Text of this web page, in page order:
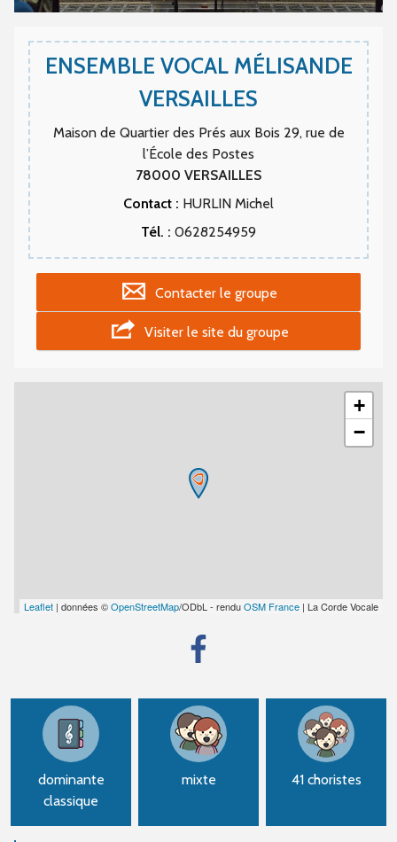
ENSEMBLE VOCAL MÉLISANDE
VERSAILLES
Maison de Quartier des Prés aux Bois 29, rue de
l’École des Postes
78000 VERSAILLES
Contact : HURLIN Michel
Tél. : 0628254959
Contacter le groupe
Visiter le site du groupe
+
−
Leaflet | données ©OpenStreetMap/ODbL - renduOSM France | La Corde Vocale
dominante
classique
mixte 41 choristes